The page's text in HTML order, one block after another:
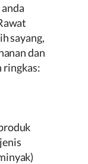
sayang,
dan
ringkas: